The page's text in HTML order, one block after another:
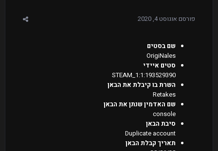
פורסם אוגוסט 4, 2020
שם בסטים
OrigiNales
סטים איידי
STEAM_1:1:193529390
השרת בו קיבלת את הבאן
Retakes
שם האדמין שנתן את הבאן
console
סיבת הבאן
Duplicate account
תאריך קבלת הבאן